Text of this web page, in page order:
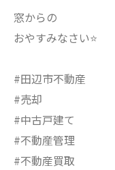
窓からの
おやすみなさい⭐
#田辺市不動産
#売却
#中古戸建て
#不動産管理
#不動産買取